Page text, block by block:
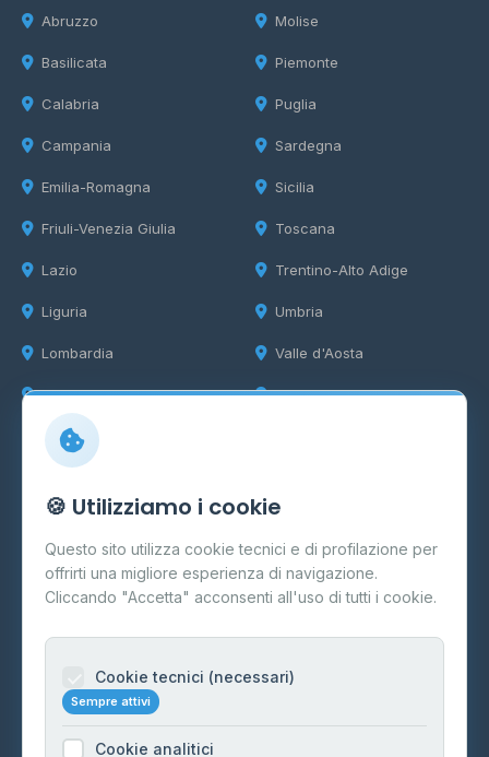
Abruzzo
Basilicata
Calabria
Campania
Emilia-Romagna
Friuli-Venezia Giulia
Lazio
Liguria
Lombardia
Marche
Molise
Piemonte
Puglia
Sardegna
Sicilia
Toscana
Trentino-Alto Adige
Umbria
Valle d'Aosta
Veneto
Info
Cos'è il GPL
FAQ
Contatti
Informazioni legali
🍪 Utilizziamo i cookie
Questo sito utilizza cookie tecnici e di profilazione per
offrirti una migliore esperienza di navigazione.
Cliccando "Accetta" acconsenti all'uso di tutti i cookie.
Cookie tecnici (necessari)
Sempre attivi
Cookie analitici